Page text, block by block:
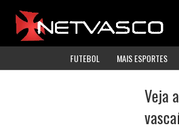
FUTEBOL MAIS ESPORTES
Veja